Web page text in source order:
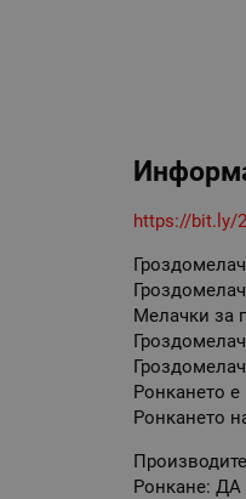
https://bit.ly/
Мелачки за
Ронкането е
Ронкането
Ронкане: ДА